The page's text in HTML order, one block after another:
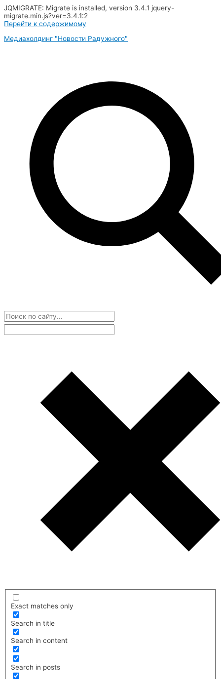
JQMIGRATE: Migrate is installed, version 3.4.1 jquery-
migrate.min.js?ver=3.4.1:2
Перейти к содержимому
Медиахолдинг "Новости Радужного"
Exact matches only
Search in title
Search in content
Search in posts